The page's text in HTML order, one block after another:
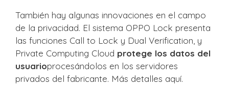
También hay algunas innovaciones en el campo
de la privacidad. El sistema OPPO Lock presenta
las funciones Call to Lock y Dual Verification, y
Private Computing Cloud protege los datos del
usuarioprocesándolos en los servidores
privados del fabricante. Más detalles aquí.